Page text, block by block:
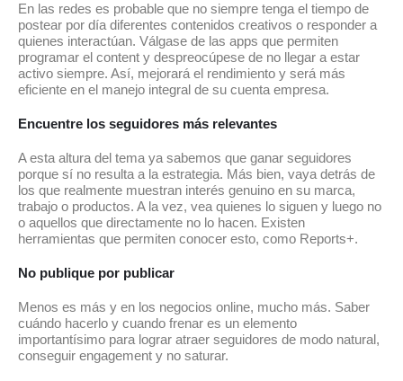
En las redes es probable que no siempre tenga el tiempo de
postear por día diferentes contenidos creativos o responder a
quienes interactúan. Válgase de las apps que permiten
programar el content y despreocúpese de no llegar a estar
activo siempre. Así, mejorará el rendimiento y será más
eficiente en el manejo integral de su cuenta empresa.
Encuentre los seguidores más relevantes
A esta altura del tema ya sabemos que ganar seguidores
porque sí no resulta a la estrategia. Más bien, vaya detrás de
los que realmente muestran interés genuino en su marca,
trabajo o productos. A la vez, vea quienes lo siguen y luego no
o aquellos que directamente no lo hacen. Existen
herramientas que permiten conocer esto, como Reports+.
No publique por publicar
Menos es más y en los negocios online, mucho más. Saber
cuándo hacerlo y cuando frenar es un elemento
importantísimo para lograr atraer seguidores de modo natural,
conseguir engagement y no saturar.